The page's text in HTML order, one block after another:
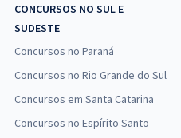
CONCURSOS NO SUL E
SUDESTE
Concursos no Paraná
Concursos no Rio Grande do Sul
Concursos em Santa Catarina
Concursos no Espírito Santo